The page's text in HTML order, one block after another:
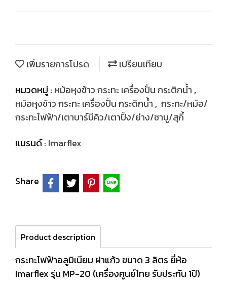
เพิ่มรายการโปรด
เปรียบเทียบ
หมวดหมู่ : หม้อหุงข้าว กระทะ เครื่องปั่น กระติกน้ำ ,
หม้อหุงข้าว กระทะ เครื่องปั่น กระติกน้ำ , กระทะ/หม้อ/
กระทะไฟฟ้า/เตาบาร์บีคิว/เตาปิ้ง/ย่าง/ชาบู/สุกี้
แบรนด์ : Imarflex
Share
Product description
กระทะไฟฟ้าอลูมิเนียม ฝาแก้ว ขนาด 3 ลิตร ยี่ห้อ
Imarflex รุ่น MP-20 (เครื่องศูนย์ไทย รับประกัน 1ปี)